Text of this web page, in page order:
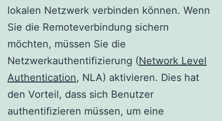
lokalen Netzwerk verbinden können. Wenn
Sie die Remoteverbindung sichern
möchten, müssen Sie die
Netzwerkauthentifizierung (Network Level
Authentication, NLA) aktivieren. Dies hat
den Vorteil, dass sich Benutzer
authentifizieren müssen, um eine